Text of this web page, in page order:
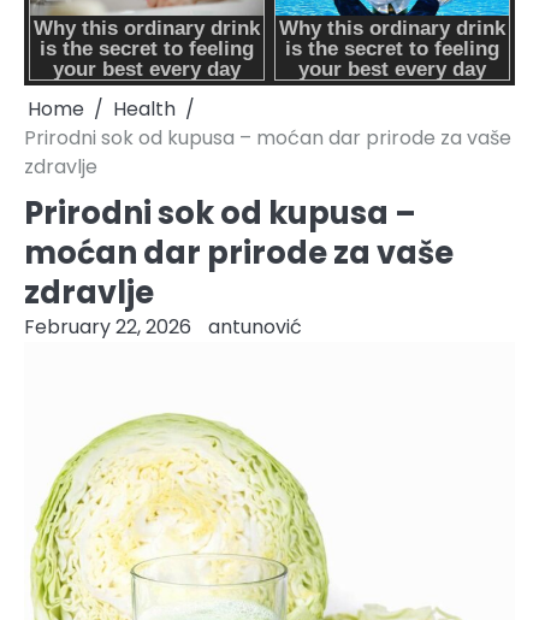
Home
Health
Prirodni sok od kupusa – moćan dar prirode za vaše
zdravlje
Prirodni sok od kupusa –
moćan dar prirode za vaše
zdravlje
February 22, 2026 antunović